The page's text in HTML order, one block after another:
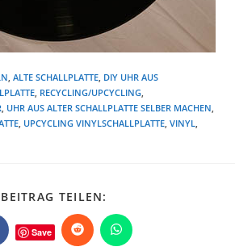
, ALTE SCHALLPLATTE, DIY UHR AUS
, RECYCLING/UPCYCLING,
, UHR AUS ALTER SCHALLPLATTE SELBER MACHEN,
, UPCYCLING VINYLSCHALLPLATTE, VINYL,
BEITRAG TEILEN:
INHALT
TEILEN
Save Öffnet
in
Öffnet
in